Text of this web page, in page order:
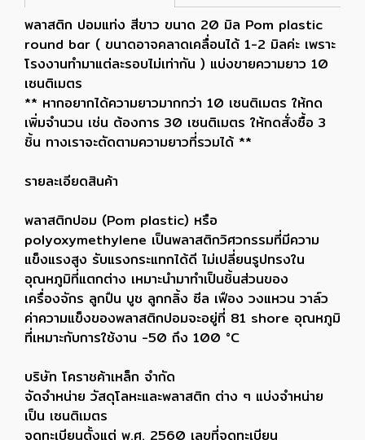
พลาสติก ปอมแท่ง สีขาว ขนาด 20 มิล Pom plastic
round bar ( ขนาดอาจคลาดเคลื่อนได้ 1-2 มิลค่ะ เพราะ
โรงงานทำมาแต่ละรอบไม่เท่ากัน ) แบ่งขายความยาว 10
เซนติเมตร
** หากอยากได้ความยาวมากกว่า 10 เซนติเมตร ให้กด
เพิ่มจำนวน เช่น ต้องการ 30 เซนติเมตร ให้กดสั่งซื้อ 3
ชิ้น ทางเราจะตัดตามความยาวที่รวมได้ **
รายละเอียดสินค้า
พลาสติกปอม (Pom plastic) หรือ
polyoxymethylene เป็นพลาสติกวิศวกรรมที่มีความ
แข็งแรงสูง รับแรงกระแทกได้ดี ไม่เปลี่ยนรูปทรงใน
อุณหภูมิที่แตกต่าง เหมาะนำมาทำเป็นชิ้นส่วนของ
เครื่องจักร ลูกปืน บูช ลูกกลิ้ง ซีล เฟือง วงแหวน วาล์ว
ค่าความแข็งของพลาสติกปอมจะอยู่ที่ 81 shore อุณหภูมิ
ที่เหมาะกับการใช้งาน -50 ถึง 100 °C
บริษัท โคราชค้าเหล็ก จำกัด
จัดจำหน่าย วัสดุโลหะและพลาสติก ต่าง ๆ แบ่งจำหน่าย
เป็น เซนติเมตร
จดทะเบียนตั้งแต่ พ.ศ. 2560 เลขที่จดทะเบียน